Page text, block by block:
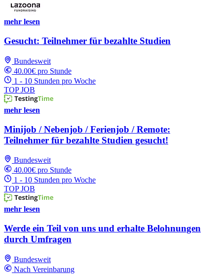
mehr lesen
Gesucht: Teilnehmer für bezahlte Studien
Bundesweit
40.00€ pro Stunde
1 - 10 Stunden pro Woche
TOP JOB
mehr lesen
Minijob / Nebenjob / Ferienjob / Remote:
Teilnehmer für bezahlte Studien gesucht!
Bundesweit
40.00€ pro Stunde
1 - 10 Stunden pro Woche
TOP JOB
mehr lesen
Werde ein Teil von uns und erhalte Belohnungen
durch Umfragen
Bundesweit
Nach Vereinbarung